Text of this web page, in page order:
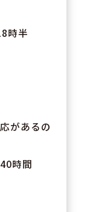
時半
があるの
時間